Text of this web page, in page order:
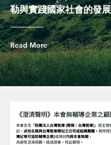
勒與實踐國家社會的發
Read More